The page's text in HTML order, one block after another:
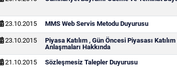
23.10.2015 MMS Web Servis Metodu Duyurusu
23.10.2015
Piyasa Katılım , Gün Öncesi Piyasası
Anlaşmaları Hakkında
21.10.2015 Sözleşmesiz Talepler Duyurusu